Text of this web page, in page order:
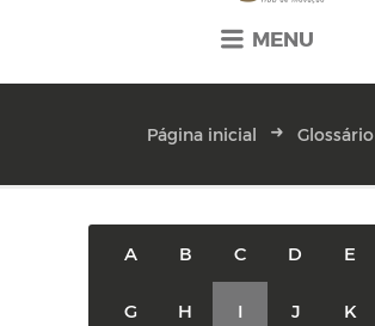
MENU
Página inicial Glossário
A B C D E
G H I J K